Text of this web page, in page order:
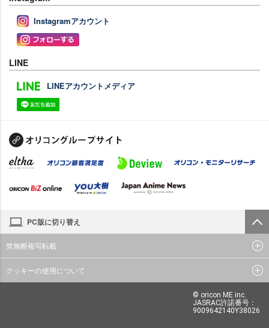
Instagramアカウント
LINE
LINEアカウントメディア
PC版に切り替え
禁無断複写転載
クッキーの使用について
© oricon ME inc.
JASRAC許諾番号：
9009642140Y38026